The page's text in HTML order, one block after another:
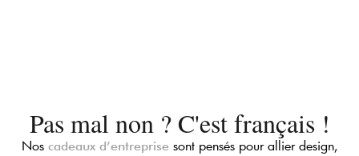
Pas mal non ? C'est français !
Nos cadeaux d’entreprisesont pensés pour allier design,